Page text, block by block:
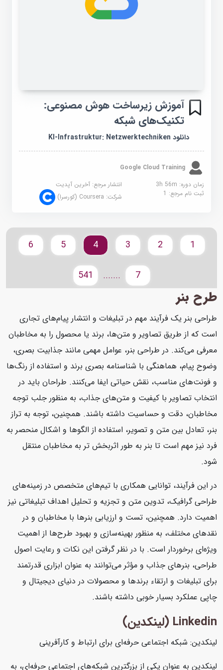
آموزش زیرساخت هوش مصنوعی:
تکنیک‌های شبکه
دانلود KI‑Infrastruktur: Netzwerktechniken
Google Cloud Training
زمان دوره: 3h 56m
انتشار مرجع:آخرین آپدیت
ثبت نام مرجع:1 شرکت:Coursera (کورسرا)
.......
541
طرح بنر
طراحی بنر یک فرآیند مهم در تبلیغات و انتشار پیام‌های تجاری
است که از طریق تصاویر و متن‌ها، برند یا محصول را به مخاطبان
معرفی می‌کند. در طراحی بنر، عوامل مهمی مانند جذابیت بصری،
وضوح پیام، هماهنگی با شناسنامه بصری برند و استفاده از رنگ‌ها
و فونت‌های مناسب، نقش حیاتی ایفا می‌کنند. طراحان باید در
انتخاب تصاویر با کیفیت و متن‌های جذاب، به منظور جلب توجه
مخاطبان، دقت و حساسیت داشته باشند. همچنین، توجه به تراز
بنر، تعادل بین متن و تصویر، استفاده از الگوها و اشکال منحصر به
فرد نیز مهم است تا بنر به طور اثربخش تر به مخاطبان منتقل
شود.
در این فرآیند، توانایی همکاری با تیم‌های متخصص در زمینه‌های
طراحی گرافیک، تدوین متن و تجزیه و تحلیل اهداف تبلیغاتی نیز
اهمیت دارد. همچنین، تست و ارزیابی بنرها با مخاطبان و در
نقدهای مختلف، به منظور بهینه‌سازی و بهبود طرح‌ها از اهمیت
ویژه‌ای برخوردار است. با در نظر گرفتن این نکات و رعایت اصول
طراحی، بنرهای جذاب و مؤثر می‌توانند به عنوان ابزاری قدرتمند
برای تبلیغات و ارتقاء برندها و محصولات در دنیای دیجیتال و
چاپی عملکرد بسیار خوبی داشته باشند.
Linkedin (لینکدین)
لینکدین: شبکه اجتماعی حرفه‌ای برای ارتباط و کارآفرینی
لینکدین به عنوان یکی از بزرگترین شبکه‌های اجتماعی حرفه‌ای، به